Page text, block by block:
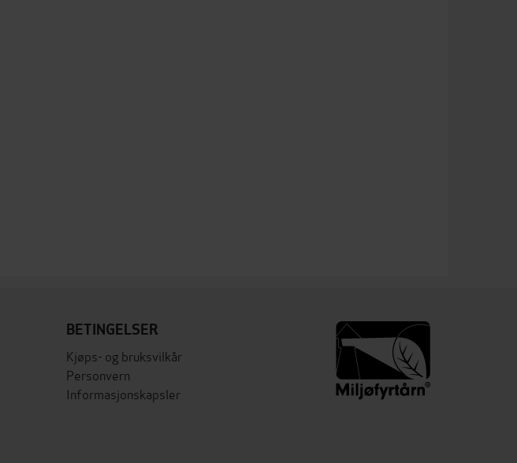
BETINGELSER
Kjøps- og bruksvilkår
Personvern
Informasjonskapsler